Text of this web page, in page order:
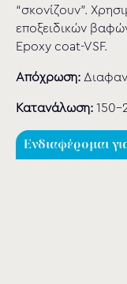
“σκονίζουν”.
εποξειδικών
Epoxy coat-VSF.
Απόχρωση:
Κατανάλωση: 150-
Ενδιαφέρομαι